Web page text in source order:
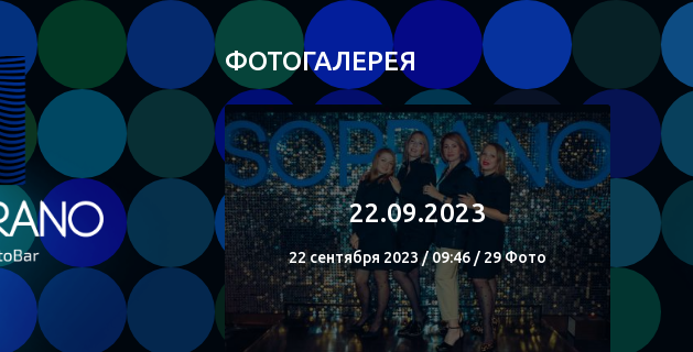
ФОТОГАЛЕРЕЯ
22.09.2023
22 сентября 2023 / 09:46 / 29 Фото